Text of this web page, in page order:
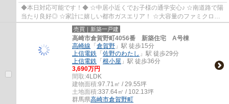
◆本日対応可能です！◆ ☆中居小近くでお子様の通学安心♪ ☆南道路で陽
当たり良好◎ ☆家計に嬉しい都市ガスエリア！ ☆大容量のファミクロ付
き(^^)/
売買｜新築一戸建
高崎市倉賀野町4056番 新築住宅 A号棟
高崎線 「 倉賀野 」駅 徒歩15分
上信電鉄 「 佐野のわたし 」駅 徒歩29分
上信電鉄 「 根小屋 」駅 徒歩36分
3,690万円
間取:4LDK
建物面積:97.71㎡ / 29.55坪
土地面積:337.64㎡ / 102.13坪
群馬県高崎市倉賀野町